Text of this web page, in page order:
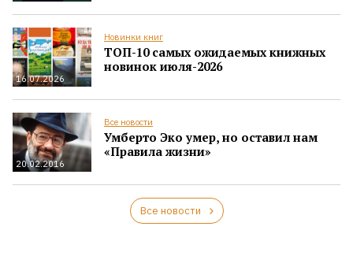
16.07.2026
Новинки книг
ТОП-10 самых ожидаемых книжных
новинок июля-2026
20.02.2016
Все новости
Умберто Эко умер, но оставил нам
«Правила жизни»
Все новости